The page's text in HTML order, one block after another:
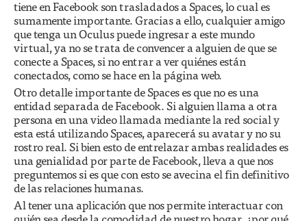
tiene en Facebook son trasladados a Spaces, lo cual es
sumamente importante. Gracias a ello, cualquier amigo
que tenga un Oculus puede ingresar a este mundo
virtual, ya no se trata de convencer a alguien de que se
conecte a Spaces, si no entrar a ver quiénes están
conectados, como se hace en la página web.
Otro detalle importante de Spaces es que no es una
entidad separada de Facebook. Si alguien llama a otra
persona en una video llamada mediante la red social y
esta está utilizando Spaces, aparecerá su avatar y no su
rostro real. Si bien esto de entrelazar ambas realidades es
una genialidad por parte de Facebook, lleva a que nos
preguntemos si es que con esto se avecina el fin definitivo
de las relaciones humanas.
Al tener una aplicación que nos permite interactuar con